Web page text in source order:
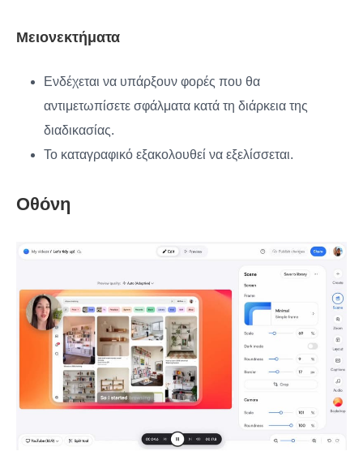
Μειονεκτήματα
Ενδέχεται να υπάρξουν φορές που θα
αντιμετωπίσετε σφάλματα κατά τη διάρκεια της
διαδικασίας.
Το καταγραφικό εξακολουθεί να εξελίσσεται.
Οθόνη